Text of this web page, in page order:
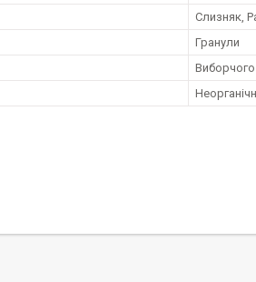
Слизняк,
Гранули
Виборчого